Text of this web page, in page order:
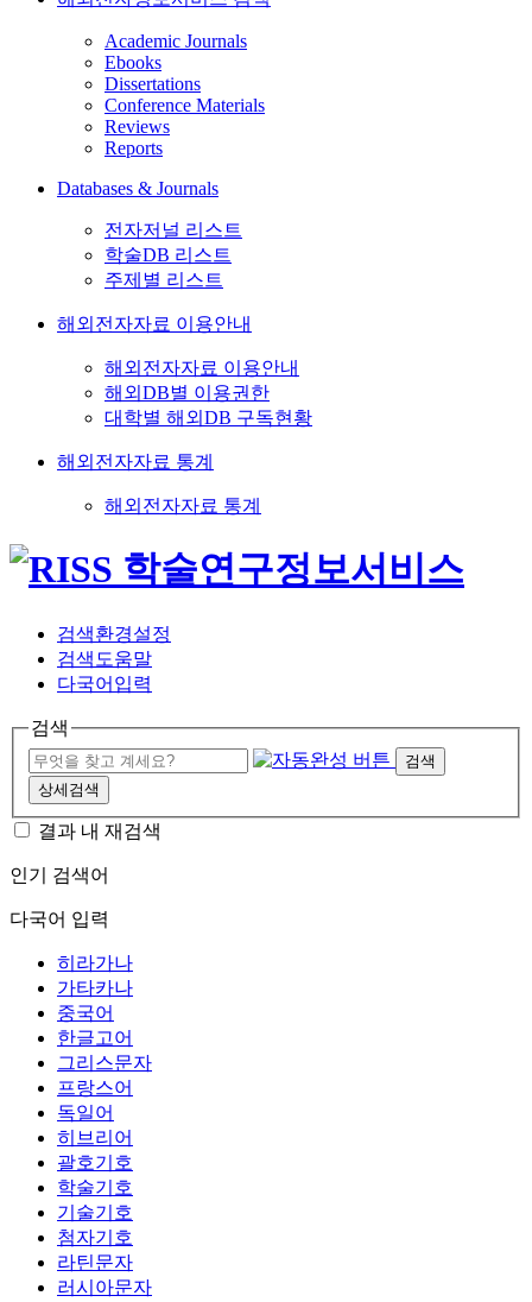
Academic Journals
Ebooks
Dissertations
Conference Materials
Reviews
Reports
Databases & Journals
전자저널 리스트
학술DB 리스트
주제별 리스트
해외전자자료 이용안내
해외전자자료 이용안내
해외DB별 이용권한
대학별 해외DB 구독현황
해외전자자료 통계
해외전자자료 통계
검색환경설정
검색도움말
다국어입력
검색
검색
상세검색
결과 내 재검색
인기 검색어
다국어 입력
히라가나
가타카나
중국어
한글고어
그리스문자
프랑스어
독일어
히브리어
괄호기호
학술기호
기술기호
첨자기호
라틴문자
러시아문자